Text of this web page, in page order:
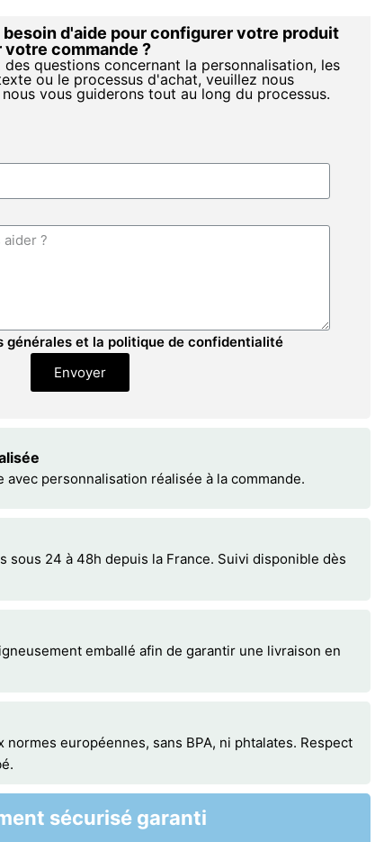
d'aide pour configurer votre produit
commande ?
des questions concernant la personnalisation, les
ou le processus d'achat, veuillez nous
vous guiderons tout au long du processus.
générales et la politique de confidentialité
Envoyer
avec personnalisation réalisée à la commande.
sous 24 à 48h depuis la France. Suivi disponible dès
emballé afin de garantir une livraison en
européennes, sans BPA, ni phtalates. Respect
sécurisé garanti